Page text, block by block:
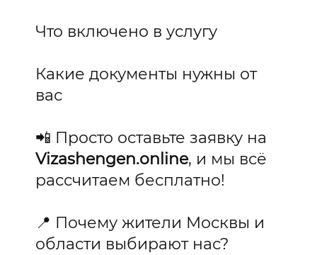
Что включено в услугу
Какие документы нужны от
вас
📲 Просто оставьте заявку на
Vizashengen.online, и мы всё
рассчитаем бесплатно!
📍 Почему жители Москвы и
области выбирают нас?